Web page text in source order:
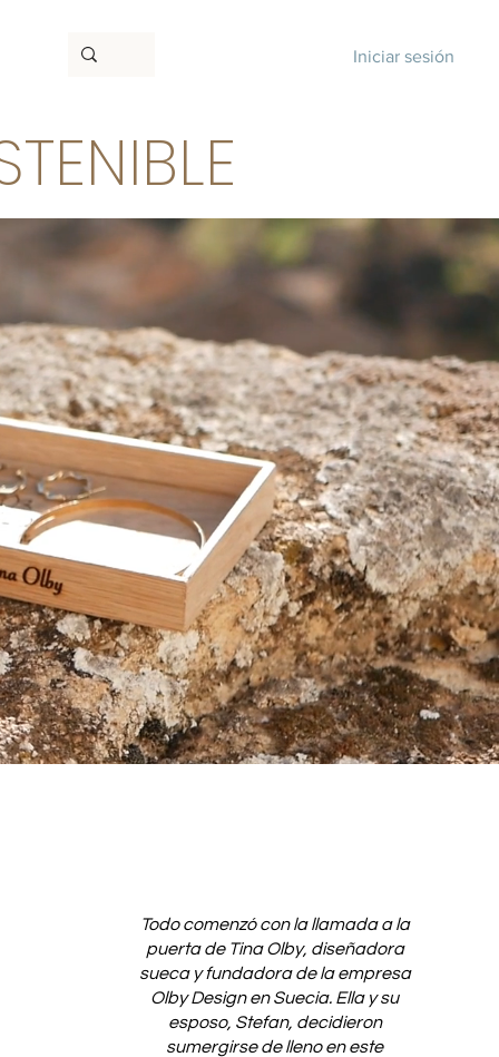
Iniciar sesión
Todo comenzó con la llamada a la
puerta de Tina Olby, diseñadora
sueca y fundadora de la empresa
Olby Design en Suecia. Ella y su
esposo, Stefan, decidieron
sumergirse de lleno en este